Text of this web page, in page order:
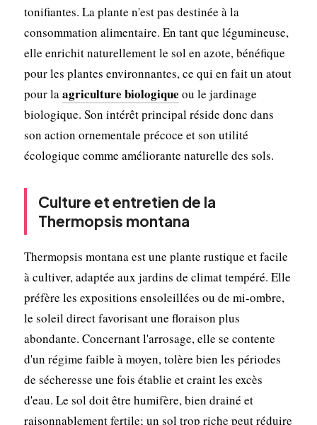
tonifiantes. La plante n'est pas destinée à la
consommation alimentaire. En tant que légumineuse,
elle enrichit naturellement le sol en azote, bénéfique
pour les plantes environnantes, ce qui en fait un atout
pour laagriculture biologique ou le jardinage
biologique. Son intérêt principal réside donc dans
son action ornementale précoce et son utilité
écologique comme améliorante naturelle des sols.
Culture et entretien de la
Thermopsis montana
Thermopsis montana est une plante rustique et facile
à cultiver, adaptée aux jardins de climat tempéré. Elle
préfère les expositions ensoleillées ou de mi-ombre,
le soleil direct favorisant une floraison plus
abondante. Concernant l'arrosage, elle se contente
d'un régime faible à moyen, tolère bien les périodes
de sécheresse une fois établie et craint les excès
d'eau. Le sol doit être humifère, bien drainé et
raisonnablement fertile; un sol trop riche peut réduire